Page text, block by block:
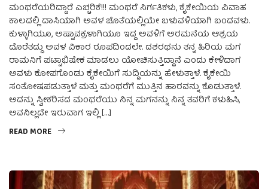
ಮಂಥರೆಯರಿದ್ದಾರೆ ಎಚ್ಚರಿಕೆ!!! ಮಂಥರೆ ನಿರ್ಗತಿಕಳು, ಕೈಕೇಯಿಯ ವಿವಾಹ
ಕಾಲದಲ್ಲಿ ದಾಸಿಯಾಗಿ ಅವಳ ಜೊತೆಯಲ್ಲಿಯೇ ಬಳುವಳಿಯಾಗಿ ಬಂದವಳು.
ಕುಳ್ಳಾಗಿಯೂ, ಅಷ್ಟಾವಕ್ರಳಾಗಿಯೂ ಇದ್ದ ಅವಳಿಗೆ ಅರಮನೆಯ ಆಶ್ರಯ
ದೊರೆತದ್ದು ಅವಳ ವಿಕಾರ ರೂಪದಿಂದಲೇ. ದಶರಥನು ತನ್ನ ಹಿರಿಯ ಮಗ
ರಾಮನಿಗೆ ಪಟ್ಟಾಭಿಷೇಕ ಮಾಡಲು ಯೋಚಿಸುತ್ತಿದ್ದಾನೆ ಎಂದು ಕೇಳಿದಾಗ
ಅವಳು ಕೋಪಗೊಂಡು ಕೈಕೇಯಿಗೆ ಸುದ್ದಿಯನ್ನು ಹೇಳುತ್ತಾಳೆ. ಕೈಕೇಯಿ
ಸಂತೋಷಪಡುತ್ತಾಳೆ ಮತ್ತು ಮಂಥರೆಗೆ ಮುತ್ತಿನ ಹಾರವನ್ನು ಕೊಡುತ್ತಾಳೆ.
ಅದನ್ನು ಸ್ವೀಕರಿಸದ ಮಂಥರೆಯು ನಿನ್ನ ಮಗನನ್ನು ನಿನ್ನ ತವರಿಗೆ ಕಳುಹಿಸಿ,
ಅವನಿಲ್ಲದೇ ಇರುವಾಗ ಇಲ್ಲಿ […]
READ MORE